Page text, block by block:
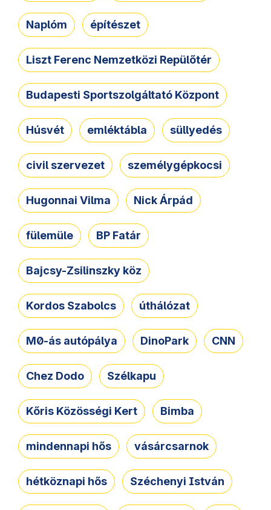
Naplóm építészet
Liszt Ferenc Nemzetközi Repülőtér
Budapesti Sportszolgáltató Központ
Húsvét emléktábla süllyedés
civil szervezet személygépkocsi
Hugonnai Vilma Nick Árpád
fülemüle BP Fatár
Bajcsy-Zsilinszky köz
Kordos Szabolcs úthálózat
M0-ás autópálya DinoPark CNN
Chez Dodo Szélkapu
Kőris Közösségi Kert Bimba
mindennapi hős vásárcsarnok
hétköznapi hős Széchenyi István